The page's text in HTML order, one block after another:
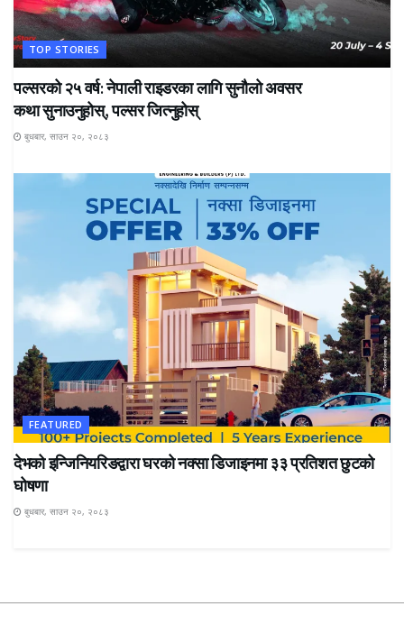
TOP STORIES
पल्सरको २५ वर्ष: नेपाली राइडरका लागि सुनौलो अवसर
कथा सुनाउनुहोस्, पल्सर जित्नुहोस्
बुधबार, साउन २०, २०८३
FEATURED
देभको इन्जिनियरिङद्वारा घरको नक्सा डिजाइनमा ३३ प्रतिशत छुटको
घोषणा
बुधबार, साउन २०, २०८३